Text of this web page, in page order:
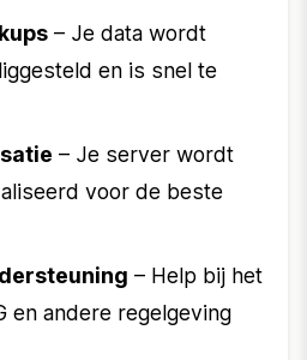
– Je data wordt
en is snel te
– Je server wordt
voor de beste
– Help bij het
en andere regelgeving